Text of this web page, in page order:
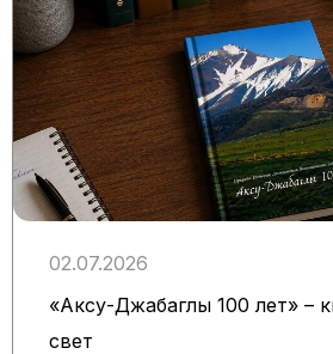
02.07.2026
«Аксу-Джабаглы 100 лет» –
свет